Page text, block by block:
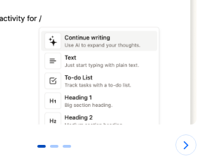
0 1 2